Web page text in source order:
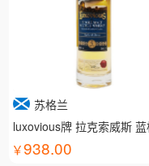
苏格兰
938.00